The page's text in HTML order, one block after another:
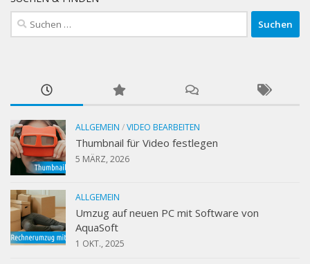
Suchen
nach:
ALLGEMEIN /VIDEO BEARBEITEN
Thumbnail für Video festlegen
5 MÄRZ, 2026
ALLGEMEIN
Umzug auf neuen PC mit Software von
AquaSoft
1 OKT., 2025